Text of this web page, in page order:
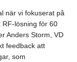
när vi fokuserat på
RF-lösning för 60
Anders Storm, VD
feedback att
som